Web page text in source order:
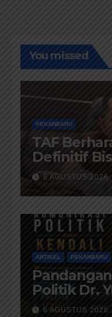
You missed
PEKANBARU
TAF
Definitif
Eksekutif
6 AGUSTUS 2026
ARTIKEL PEKANBARU
Politik Dr.
Tentang
6 AGUSTUS 2026